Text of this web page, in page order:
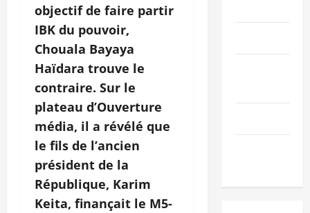
objectif de faire partir
IBK du pouvoir,
Chouala Bayaya
Haïdara trouve le
contraire. Sur le
plateau d’Ouverture
média, il a révélé que
le fils de l’ancien
président de la
République, Karim
Keita, finançait le M5-